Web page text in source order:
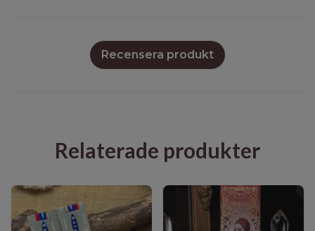
Recensera produkt
Relaterade produkter